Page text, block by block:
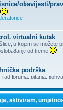
obavijesti/
virtualni kutak
u kojem se možete
od treme
podrška
rad foruma, pitanja,
aktivizam,